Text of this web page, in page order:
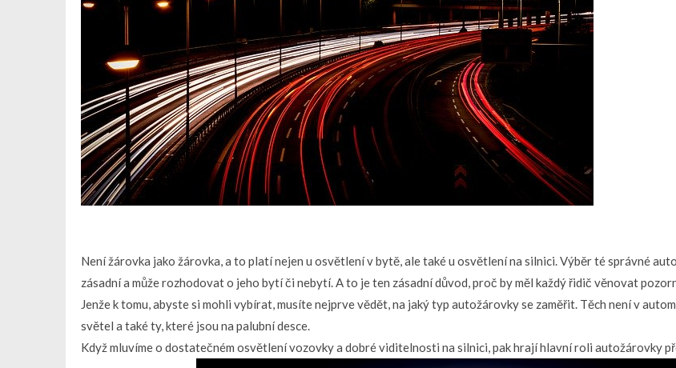
Není žárovka jako žárovka, a to platí nejen u osvětlení v bytě, ale také u osvětlení na silnici. Výběr té správné
zásadní a může rozhodovat o jeho bytí či nebytí. A to je ten zásadní důvod, proč by měl každý řidič věnovat
Jenže k tomu, abyste si mohli vybírat, musíte nejprve vědět, na jaký typ autožárovky se zaměřit. Těch není v
světel a také ty, které jsou na palubní desce.
Když mluvíme o dostatečném osvětlení vozovky a dobré viditelnosti na silnici, pak hrají hlavní roli autožárovky